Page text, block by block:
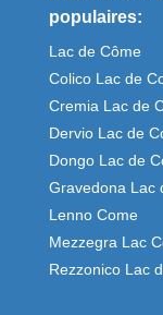
populaires:
Lac de Côme
Colico Lac de
Cremia Lac de
Dervio Lac de
Dongo Lac de
Gravedona Lac
Lenno Come
Mezzegra Lac
Rezzonico Lac